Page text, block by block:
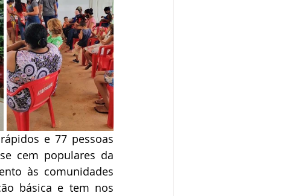
e 77 pessoas
cem populares da
às comunidades
básica e tem nos